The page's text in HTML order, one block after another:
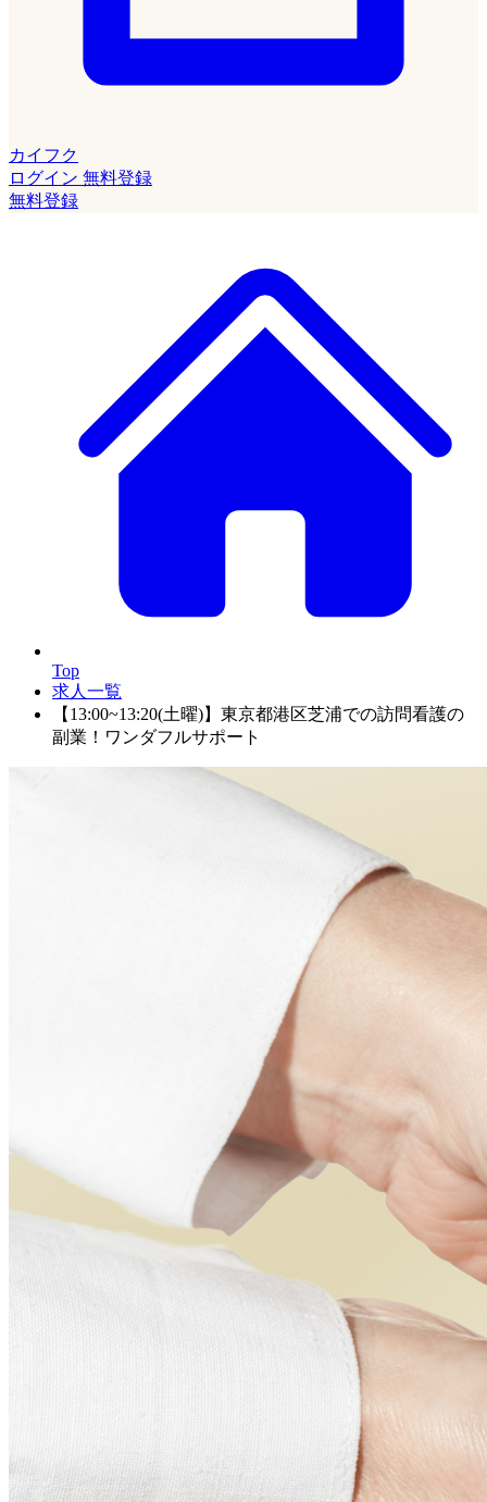
カイフク
ログイン 無料登録
無料登録
Top
求人一覧
【13:00~13:20(土曜)】東京都港区芝浦での訪問看護の
副業！ワンダフルサポート